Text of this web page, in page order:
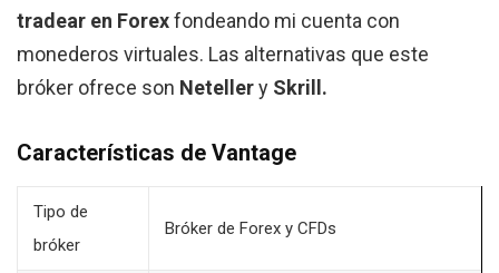
tradear en Forexfondeando mi cuenta con
monederos virtuales. Las alternativas que este
bróker ofrece son Netellery Skrill.
Características de Vantage
Tipo de
bróker
Bróker de Forex y CFDs